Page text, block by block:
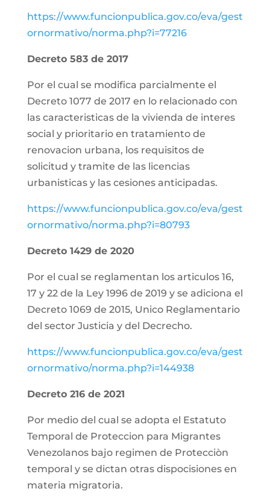
https://www.funcionpublica.gov.co/eva/gest
ornormativo/norma.php?i=77216
Decreto 583 de 2017
Por el cual se modifica parcialmente el
Decreto 1077 de 2017 en lo relacionado con
las caracteristicas de la vivienda de interes
social y prioritario en tratamiento de
renovacion urbana, los requisitos de
solicitud y tramite de las licencias
urbanisticas y las cesiones anticipadas.
https://www.funcionpublica.gov.co/eva/gest
ornormativo/norma.php?i=80793
Decreto 1429 de 2020
Por el cual se reglamentan los articulos 16,
17 y 22 de la Ley 1996 de 2019 y se adiciona el
Decreto 1069 de 2015, Unico Reglamentario
del sector Justicia y del Decrecho.
https://www.funcionpublica.gov.co/eva/gest
ornormativo/norma.php?i=144938
Decreto 216 de 2021
Por medio del cual se adopta el Estatuto
Temporal de Proteccion para Migrantes
Venezolanos bajo regimen de Protecciòn
temporal y se dictan otras dispocisiones en
materia migratoria.